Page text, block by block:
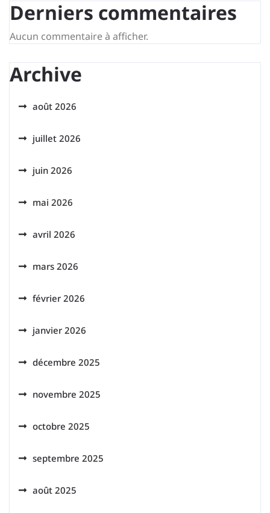
Derniers commentaires
Aucun commentaire à afficher.
Archive
août 2026
juillet 2026
juin 2026
mai 2026
avril 2026
mars 2026
février 2026
janvier 2026
décembre 2025
novembre 2025
octobre 2025
septembre 2025
août 2025